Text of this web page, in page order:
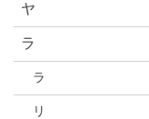
ヤ
ラ
ラ
リ